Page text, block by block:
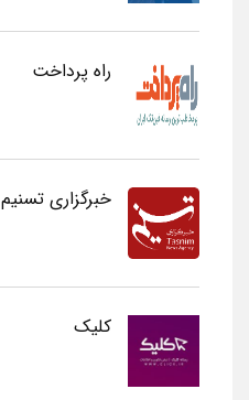
راه پرداخت
خبرگزاری تسنیم
کلیک